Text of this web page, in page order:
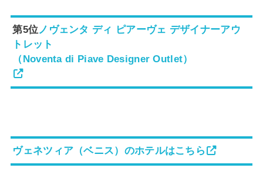
第5位ノヴェンタ ディ ピアーヴェ デザイナーアウ
トレット
（Noventa di Piave Designer Outlet）
ヴェネツィア（ベニス）のホテルはこちら